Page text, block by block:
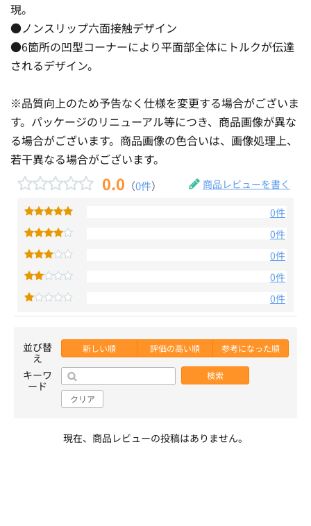
現。
●ノンスリップ六面接触デザイン
●6箇所の凹型コーナーにより平面部全体にトルクが伝達
されるデザイン。
※品質向上のため予告なく仕様を変更する場合がございま
す。パッケージのリニューアル等につき、商品画像が異な
る場合がございます。商品画像の色合いは、画像処理上、
若干異なる場合がございます。
0.0 （0件） 商品レビューを書く
0件
0件
0件
0件
0件
並び替
え
新しい順 評価の高い順 参考になった順
キーワ
ード
検索
クリア
現在、商品レビューの投稿はありません。